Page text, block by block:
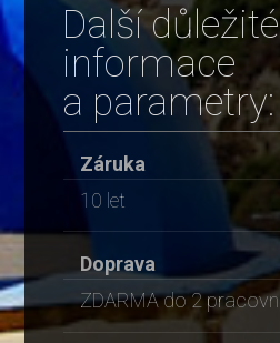
Další důležité
informace
a parametry:
Záruka
10 let
Doprava
ZDARMA do 2